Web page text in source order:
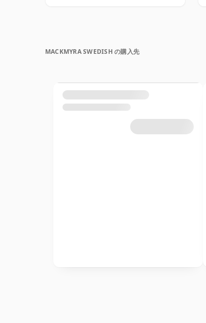
MACKMYRA SWEDISH の購入先